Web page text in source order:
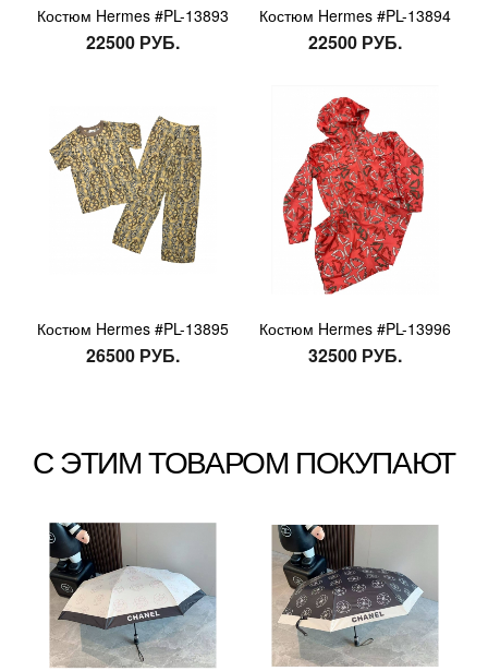
Костюм Hermes #PL-13893
22500 РУБ.
Костюм Hermes #PL-13894
22500 РУБ.
Костюм Hermes #PL-13895
26500 РУБ.
Костюм Hermes #PL-13996
32500 РУБ.
С ЭТИМ ТОВАРОМ ПОКУПАЮТ